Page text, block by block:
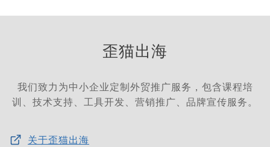
歪猫出海
我们致力为中小企业定制外贸推广服务，包含课程培
训、技术支持、工具开发、营销推广、品牌宣传服务。
关于歪猫出海